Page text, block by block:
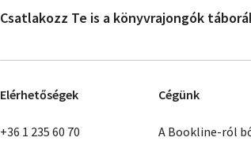
Csatlakozz Te is a könyvrajongók
Elérhetőségek
+36 1 235 60 70
Cégünk
A Bookline-ról